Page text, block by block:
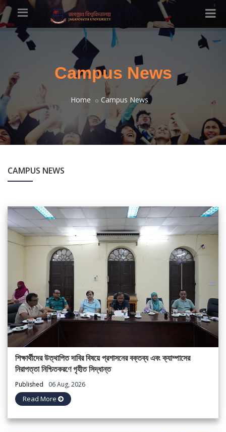
Campus News
Home Campus News
CAMPUS NEWS
শিক্ষার্থীদের উত্থাপিত দাবির বিষয়ে প্রশাসনের বক্তব্য এবং ক্যাম্পাসের
নিরাপত্তা নিশ্চিতকরণে গৃহীত সিদ্ধান্ত
Published 06 Aug, 2026
Read More